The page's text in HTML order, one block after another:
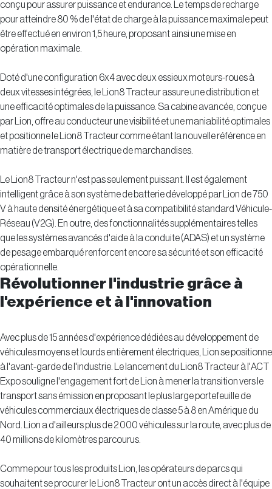
conçu pour assurer puissance et endurance. Le temps de recharge
pour atteindre 80 % de l'état de charge à la puissance maximale peut
être effectué en environ 1,5 heure, proposant ainsi une mise en
opération maximale.
Doté d'une configuration 6x4 avec deux essieux moteurs-roues à
deux vitesses intégrées, le Lion8 Tracteur assure une distribution et
une efficacité optimales de la puissance. Sa cabine avancée, conçue
par Lion, offre au conducteur une visibilité et une maniabilité optimales
et positionne le Lion8 Tracteur comme étant la nouvelle référence en
matière de transport électrique de marchandises.
Le Lion8 Tracteur n'est pas seulement puissant. Il est également
intelligent grâce à son système de batterie développé par Lion de 750
V à haute densité énergétique et à sa compatibilité standard Véhicule-
Réseau (V2G). En outre, des fonctionnalités supplémentaires telles
que les systèmes avancés d'aide à la conduite (ADAS) et un système
de pesage embarqué renforcent encore sa sécurité et son efficacité
opérationnelle.
Révolutionner l'industrie grâce à
l'expérience et à l'innovation
Avec plus de 15 années d'expérience dédiées au développement de
véhicules moyens et lourds entièrement électriques, Lion se positionne
à l'avant-garde de l'industrie. Le lancement du Lion8 Tracteur à l'ACT
Expo souligne l'engagement fort de Lion à mener la transition vers le
transport sans émission en proposant le plus large portefeuille de
véhicules commerciaux électriques de classe 5 à 8 en Amérique du
Nord. Lion a d'ailleurs plus de 2 000 véhicules sur la route, avec plus de
40 millions de kilomètres parcourus.
Comme pour tous les produits Lion, les opérateurs de parcs qui
souhaitent se procurer le Lion8 Tracteur ont un accès direct à l'équipe